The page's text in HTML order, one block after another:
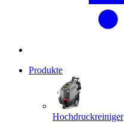
Produkte
Hochdruckreiniger